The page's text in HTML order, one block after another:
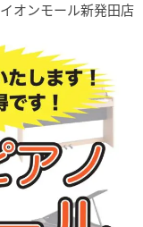
イオンモール新発田店